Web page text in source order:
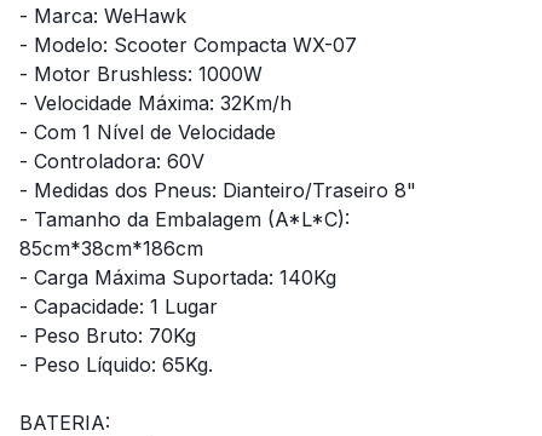
- Marca: WeHawk
- Modelo: Scooter Compacta WX-07
- Motor Brushless: 1000W
- Velocidade Máxima: 32Km/h
- Com 1 Nível de Velocidade
- Controladora: 60V
- Medidas dos Pneus: Dianteiro/Traseiro 8"
- Tamanho da Embalagem (A*L*C):
85cm*38cm*186cm
- Carga Máxima Suportada: 140Kg
- Capacidade: 1 Lugar
- Peso Bruto: 70Kg
- Peso Líquido: 65Kg.
BATERIA: